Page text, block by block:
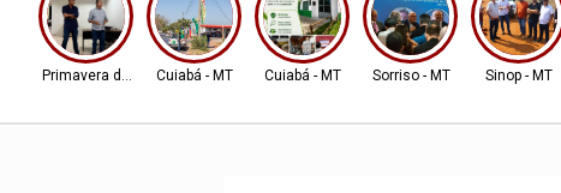
Primavera do LesteCuiabá - MT Cuiabá - MT Sorriso - MT Sinop - MT